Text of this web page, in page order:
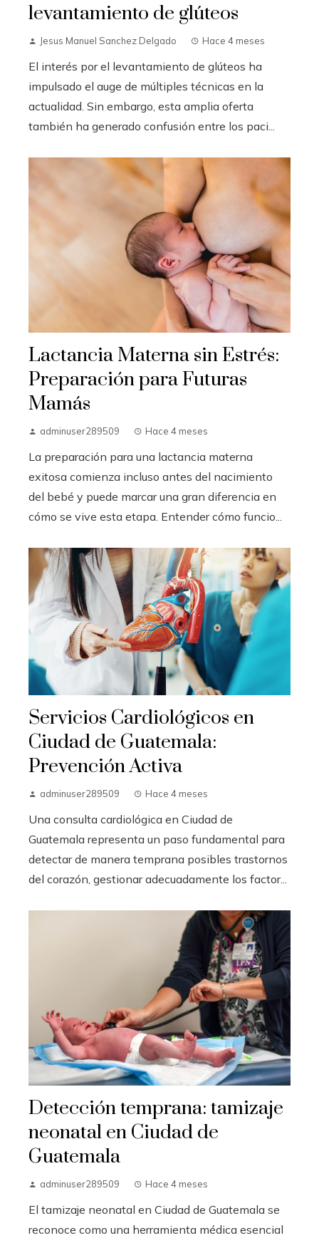
levantamiento de glúteos
Jesus Manuel Sanchez Delgado Hace 4 meses
El interés por el levantamiento de glúteos ha
impulsado el auge de múltiples técnicas en la
actualidad. Sin embargo, esta amplia oferta
también ha generado confusión entre los paci...
Lactancia Materna sin Estrés:
Preparación para Futuras
Mamás
adminuser289509 Hace 4 meses
La preparación para una lactancia materna
exitosa comienza incluso antes del nacimiento
del bebé y puede marcar una gran diferencia en
cómo se vive esta etapa. Entender cómo funcio...
Servicios Cardiológicos en
Ciudad de Guatemala:
Prevención Activa
adminuser289509 Hace 4 meses
Una consulta cardiológica en Ciudad de
Guatemala representa un paso fundamental para
detectar de manera temprana posibles trastornos
del corazón, gestionar adecuadamente los factor...
Detección temprana: tamizaje
neonatal en Ciudad de
Guatemala
adminuser289509 Hace 4 meses
El tamizaje neonatal en Ciudad de Guatemala se
reconoce como una herramienta médica esencial